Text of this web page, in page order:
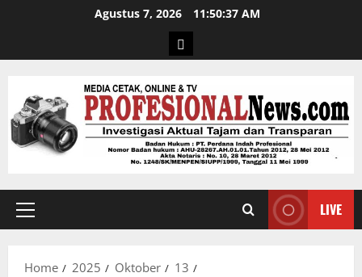
Agustus 7, 2026 11:50:37 AM
LIVE
Home 2025 Oktober
13